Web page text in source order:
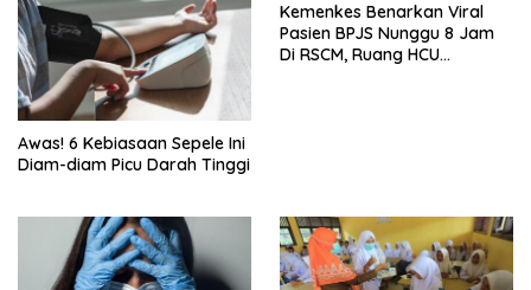
Awas! 6 Kebiasaan Sepele Ini
Diam-diam Picu Darah Tinggi
Kemenkes Benarkan Viral
Pasien BPJS Nunggu 8 Jam
Di RSCM, Ruang HCU